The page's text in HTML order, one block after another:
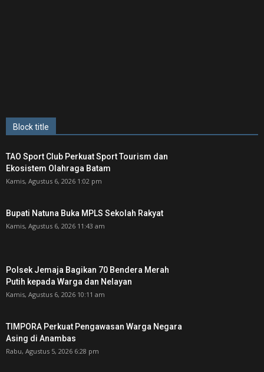
Block title
TAO Sport Club Perkuat Sport Tourism dan
Ekosistem Olahraga Batam
Kamis, Agustus 6, 2026 1:02 pm
Bupati Natuna Buka MPLS Sekolah Rakyat
Kamis, Agustus 6, 2026 11:43 am
Polsek Jemaja Bagikan 70 Bendera Merah
Putih kepada Warga dan Nelayan
Kamis, Agustus 6, 2026 10:11 am
TIMPORA Perkuat Pengawasan Warga Negara
Asing di Anambas ‎
Rabu, Agustus 5, 2026 6:28 pm